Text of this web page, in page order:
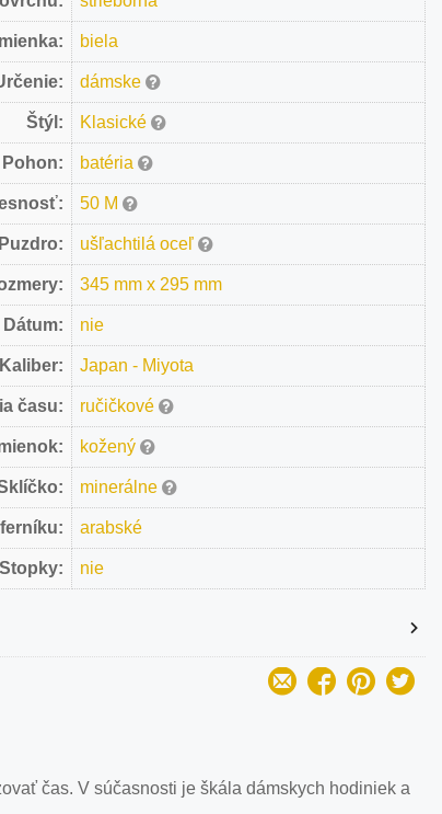
biela
dámske
Štýl: Klasické
Pohon: batéria
50 M
Puzdro: ušľachtilá oceľ
345 mm x 295 mm
Dátum: nie
Kaliber: Japan - Miyota
času: ručičkové
kožený
minerálne
arabské
Stopky: nie
čas. V súčasnosti je škála dámskych hodiniek a